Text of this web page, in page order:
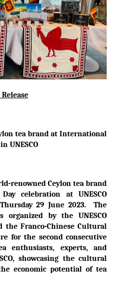
Release
tea brand at International
UNESCO
renowned Ceylon tea brand
celebration at UNESCO
29 June 2023. The
organized by the UNESCO
the Franco-Chinese Cultural
for the second consecutive
enthusiasts, experts, and
showcasing the cultural
economic potential of tea